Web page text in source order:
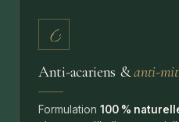
Anti-acariens &anti-
Formulation 100 %